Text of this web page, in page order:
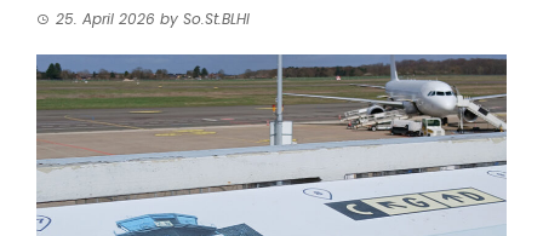
25. April 2026 by So.St.BLHI